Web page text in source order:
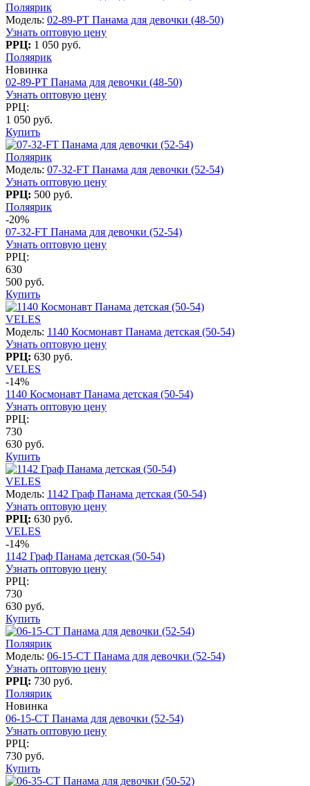
Поляярик
Модель: 02-89-PT Панама для девочки (48-50)
Узнать оптовую цену
РРЦ: 1 050 руб.
Поляярик
Новинка
02-89-PT Панама для девочки (48-50)
Узнать оптовую цену
РРЦ:
1 050 руб.
Купить
Поляярик
Модель: 07-32-FT Панама для девочки (52-54)
Узнать оптовую цену
РРЦ: 500 руб.
Поляярик
-20%
07-32-FT Панама для девочки (52-54)
Узнать оптовую цену
РРЦ:
630
500 руб.
Купить
VELES
Модель: 1140 Космонавт Панама детская (50-54)
Узнать оптовую цену
РРЦ: 630 руб.
VELES
-14%
1140 Космонавт Панама детская (50-54)
Узнать оптовую цену
РРЦ:
730
630 руб.
Купить
VELES
Модель: 1142 Граф Панама детская (50-54)
Узнать оптовую цену
РРЦ: 630 руб.
VELES
-14%
1142 Граф Панама детская (50-54)
Узнать оптовую цену
РРЦ:
730
630 руб.
Купить
Поляярик
Модель: 06-15-CT Панама для девочки (52-54)
Узнать оптовую цену
РРЦ: 730 руб.
Поляярик
Новинка
06-15-CT Панама для девочки (52-54)
Узнать оптовую цену
РРЦ:
730 руб.
Купить